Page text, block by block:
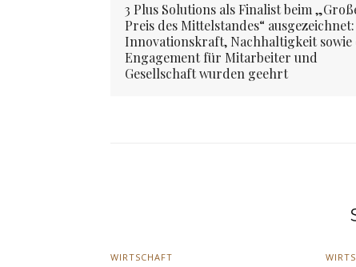
3 Plus Solutions als Finalist beim
Preis des Mittelstandes“
Innovationskraft, Nachhaltigkeit sowie
Engagement für Mitarbeiter und
Gesellschaft wurden geehrt
WIRTSCHAFT